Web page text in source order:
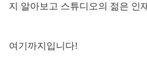
지 알아보고 스튜디오의 젊은 인
여기까지입니다!